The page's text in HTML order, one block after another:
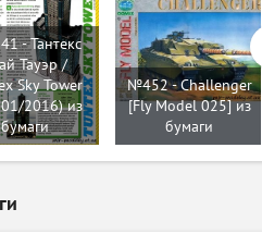
- Тантекс
Тауэр /
Sky Tower
01/2016) из
бумаги
№452 - Challenger
[Fly Model 025] из
бумаги